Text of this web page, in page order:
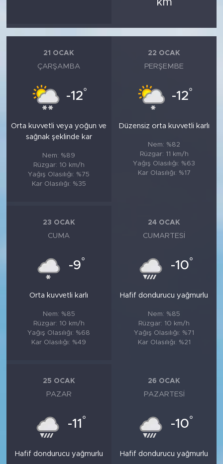
km
21 OCAK
ÇARŞAMBA
-12°
Orta kuvvetli veya yoğun ve
sağnak şeklinde kar
Nem: %89
Rüzgar: 10 km/h
Yağış Olasılığı: %75
Kar Olasılığı: %35
22 OCAK
PERŞEMBE
-12°
Düzensiz orta kuvvetli karlı
Nem: %82
Rüzgar: 11 km/h
Yağış Olasılığı: %63
Kar Olasılığı: %17
23 OCAK
CUMA
-9°
Orta kuvvetli karlı
Nem: %85
Rüzgar: 10 km/h
Yağış Olasılığı: %68
Kar Olasılığı: %49
24 OCAK
CUMARTESI
-10°
Hafif dondurucu yağmurlu
Nem: %85
Rüzgar: 10 km/h
Yağış Olasılığı: %71
Kar Olasılığı: %21
25 OCAK
PAZAR
-11 °
Hafif dondurucu yağmurlu
26 OCAK
PAZARTESI
-10°
Hafif dondurucu yağmurlu